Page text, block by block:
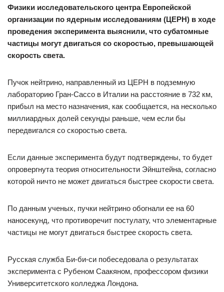
Физики исследовательского центра Европейской
организации по ядерным исследованиям (ЦЕРН) в ходе
проведения эксперимента выяснили, что субатомные
частицы могут двигаться со скоростью, превышающей
скорость света.
Пучок нейтрино, направленный из ЦЕРН в подземную
лабораторию Гран-Сассо в Италии на расстояние в 732 км,
прибыл на место назначения, как сообщается, на несколько
миллиардных долей секунды раньше, чем если бы
передвигался со скоростью света.
Если данные эксперимента будут подтверждены, то будет
опровергнута теория относительности Эйнштейна, согласно
которой ничто не может двигаться быстрее скорости света.
По данным ученых, пучки нейтрино обогнали ее на 60
наносекунд, что противоречит постулату, что элементарные
частицы не могут двигаться быстрее скорость света.
Русская служба Би-би-си побеседовала о результатах
эксперимента с Рубеном Саакяном, профессором физики
Университетского колледжа Лондона.